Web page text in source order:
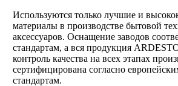
Используются только лучшие и
материалы в производстве бытовой
аксессуаров. Оснащение заводов
стандартам, а вся продукция
контроль качества на всех этапах
сертифицирована согласно
стандартам.